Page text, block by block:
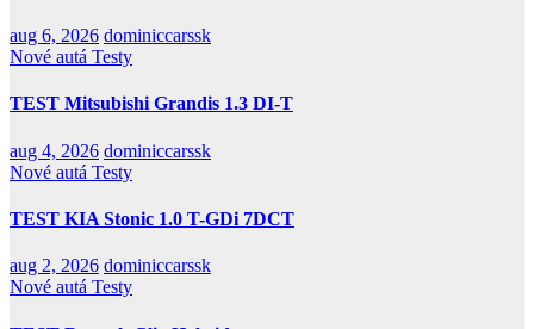
aug 6, 2026 dominiccarssk
Nové autá Testy
TEST Mitsubishi Grandis 1.3 DI-T
aug 4, 2026 dominiccarssk
Nové autá Testy
TEST KIA Stonic 1.0 T-GDi 7DCT
aug 2, 2026 dominiccarssk
Nové autá Testy